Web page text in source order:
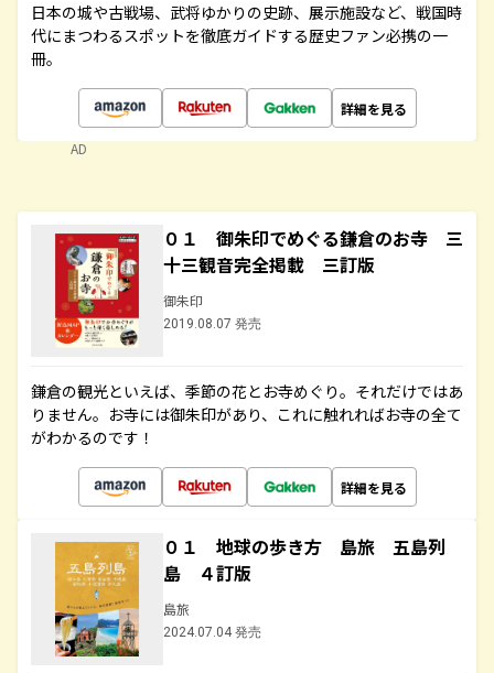
日本の城や古戦場、武将ゆかりの史跡、展示施設など、戦国時
代にまつわるスポットを徹底ガイドする歴史ファン必携の一
冊。
詳細を見る
AD
０１ 御朱印でめぐる鎌倉のお寺 三
十三観音完全掲載 三訂版
御朱印
2019.08.07 発売
鎌倉の観光といえば、季節の花とお寺めぐり。それだけではあ
りません。お寺には御朱印があり、これに触れればお寺の全て
がわかるのです！
詳細を見る
０１ 地球の歩き方 島旅 五島列
島 ４訂版
島旅
2024.07.04 発売